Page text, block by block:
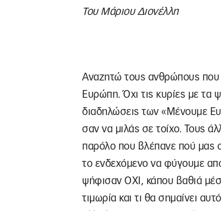
Του Μάριου Διονέλλη
Αναζητώ τους ανθρώπους που
Ευρώπη. Όχι τις κυρίες με τα
διαδηλώσεις των «Μένουμε
σαν να μιλάς σε τοίχο. Τους
παρόλο που βλέπανε πού μας
το ενδεχόμενο να φύγουμε
ψήφισαν ΟΧΙ, κάπου βαθιά
τιμωρία και τι θα σημαίνει